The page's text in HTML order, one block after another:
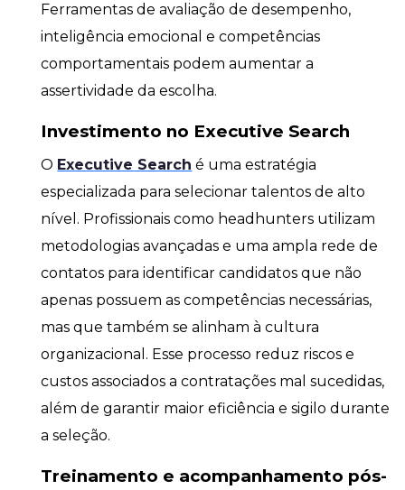
Ferramentas de avaliação de desempenho,
inteligência emocional e competências
comportamentais podem aumentar a
assertividade da escolha.
Investimento no Executive Search
O Executive Search é uma estratégia
especializada para selecionar talentos de alto
nível. Profissionais como headhunters utilizam
metodologias avançadas e uma ampla rede de
contatos para identificar candidatos que não
apenas possuem as competências necessárias,
mas que também se alinham à cultura
organizacional. Esse processo reduz riscos e
custos associados a contratações mal sucedidas,
além de garantir maior eficiência e sigilo durante
a seleção.
Treinamento e acompanhamento pós-